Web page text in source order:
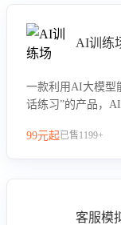
AI训练
一款利用AI大模型
话练习”的产品，
力。
99元起已售1199+
客服模